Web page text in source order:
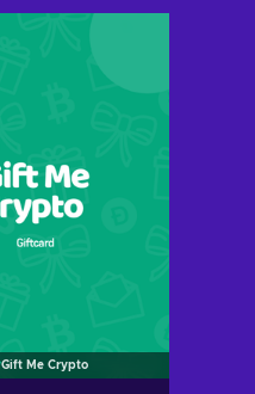
Gift Me Crypto